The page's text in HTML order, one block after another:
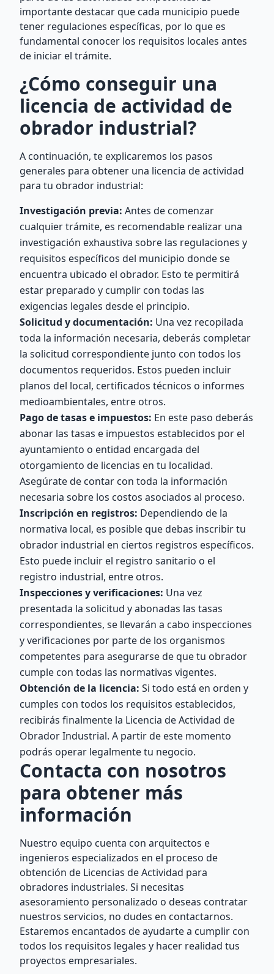
importante destacar que cada municipio puede
tener regulaciones específicas, por lo que es
fundamental conocer los requisitos locales antes
de iniciar el trámite.
¿Cómo conseguir una
licencia de actividad de
obrador industrial?
A continuación, te explicaremos los pasos
generales para obtener una licencia de actividad
para tu obrador industrial:
Investigación previa: Antes de comenzar
cualquier trámite, es recomendable realizar una
investigación exhaustiva sobre las regulaciones y
requisitos específicos del municipio donde se
encuentra ubicado el obrador. Esto te permitirá
estar preparado y cumplir con todas las
exigencias legales desde el principio.
Solicitud y documentación: Una vez recopilada
toda la información necesaria, deberás completar
la solicitud correspondiente junto con todos los
documentos requeridos. Estos pueden incluir
planos del local, certificados técnicos o informes
medioambientales, entre otros.
Pago de tasas e impuestos: En este paso deberás
abonar las tasas e impuestos establecidos por el
ayuntamiento o entidad encargada del
otorgamiento de licencias en tu localidad.
Asegúrate de contar con toda la información
necesaria sobre los costos asociados al proceso.
Inscripción en registros: Dependiendo de la
normativa local, es posible que debas inscribir tu
obrador industrial en ciertos registros específicos.
Esto puede incluir el registro sanitario o el
registro industrial, entre otros.
Inspecciones y verificaciones: Una vez
presentada la solicitud y abonadas las tasas
correspondientes, se llevarán a cabo inspecciones
y verificaciones por parte de los organismos
competentes para asegurarse de que tu obrador
cumple con todas las normativas vigentes.
Obtención de la licencia: Si todo está en orden y
cumples con todos los requisitos establecidos,
recibirás finalmente la Licencia de Actividad de
Obrador Industrial. A partir de este momento
podrás operar legalmente tu negocio.
Contacta con nosotros
para obtener más
información
Nuestro equipo cuenta con arquitectos e
ingenieros especializados en el proceso de
obtención de Licencias de Actividad para
obradores industriales. Si necesitas
asesoramiento personalizado o deseas contratar
nuestros servicios, no dudes en contactarnos.
Estaremos encantados de ayudarte a cumplir con
todos los requisitos legales y hacer realidad tus
proyectos empresariales.